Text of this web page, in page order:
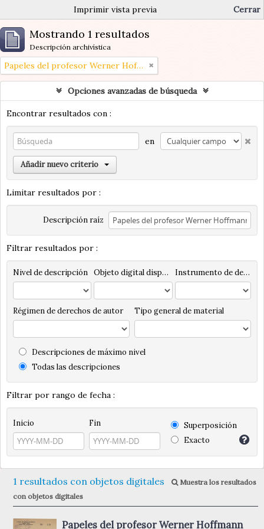
Imprimir vista previa Cerrar
Mostrando 1 resultados
Descripción archivística
Papeles del profesor Werner Hoffmann
Opciones avanzadas de búsqueda
Encontrar resultados con :
en
Añadir nuevo criterio
Limitar resultados por :
Descripción raíz
Filtrar resultados por :
Nivel de descripción Objeto digital disponibles Instrumento de descripción
Régimen de derechos de autor Tipo general de material
Descripciones de máximo nivel
Todas las descripciones
Filtrar por rango de fecha :
Inicio Fin
Superposición
Exacto
1 resultados con objetos digitales
Muestra los resultados
con objetos digitales
Papeles del profesor Werner Hoffmann